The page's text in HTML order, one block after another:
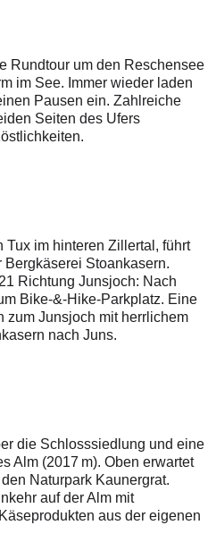
Rundtour um den Reschensee
im See. Immer wieder laden
Pausen ein. Zahlreiche
Seiten des Ufers
Tux im hinteren Zillertal, führt
Bergkäserei Stoankasern.
Richtung Junsjoch: Nach
Bike-&-Hike-Parkplatz. Eine
zum Junsjoch mit herrlichem
nach Juns.
die Schlosssiedlung und eine
Alm (2017 m). Oben erwartet
Naturpark Kaunergrat.
auf der Alm mit
aus der eigenen